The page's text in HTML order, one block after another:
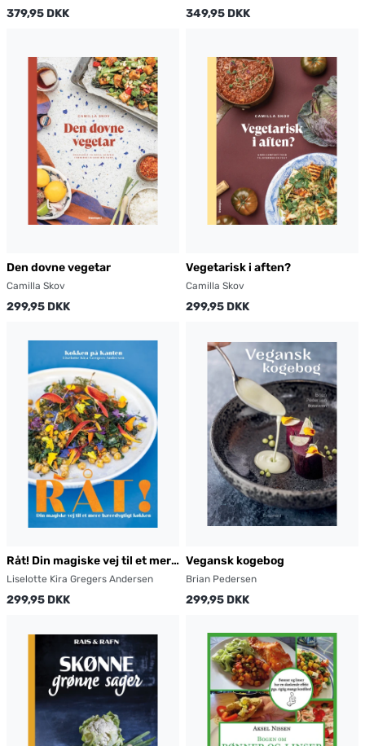
379,95 DKK 349,95 DKK
Den dovne vegetar
Camilla Skov
299,95 DKK
Vegetarisk i aften?
Camilla Skov
299,95 DKK
Råt! Din magiske vej til et mere
bæredygtigt køkken
Liselotte Kira Gregers Andersen
299,95 DKK
Vegansk kogebog
Brian Pedersen
299,95 DKK